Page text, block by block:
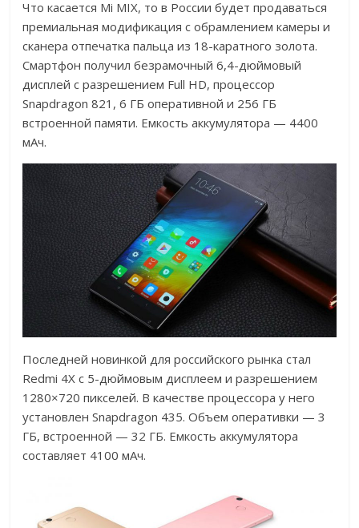
Что касается Mi MIX, то в России будет продаваться
премиальная модификация с обрамлением камеры и
сканера отпечатка пальца из 18-каратного золота.
Смартфон получил безрамочный 6,4-дюймовый
дисплей с разрешением Full HD, процессор
Snapdragon 821, 6 ГБ оперативной и 256 ГБ
встроенной памяти. Емкость аккумулятора — 4400
мАч.
Последней новинкой для российского рынка стал
Redmi 4X с 5-дюймовым дисплеем и разрешением
1280×720 пикселей. В качестве процессора у него
установлен Snapdragon 435. Объем оперативки — 3
ГБ, встроенной — 32 ГБ. Емкость аккумулятора
составляет 4100 мАч.